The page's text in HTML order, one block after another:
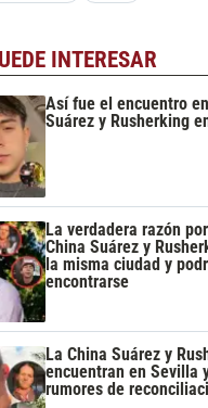
INTERESAR
Así fue el encuentro
Suárez y Rusherking
La verdadera razón
China Suárez y
la misma ciudad y
encontrarse
La China Suárez y
encuentran en Sevilla
rumores de